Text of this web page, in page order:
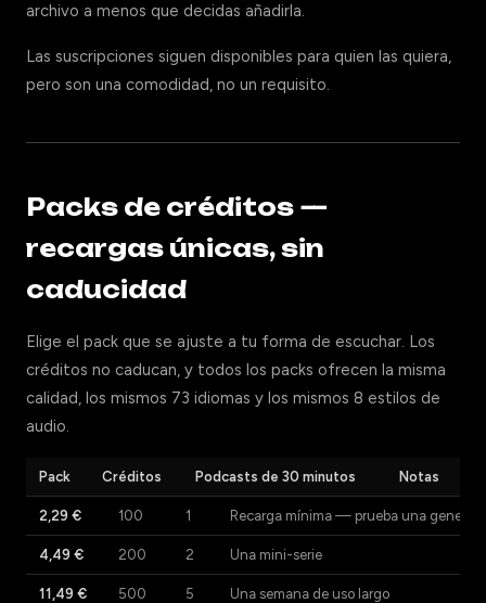
archivo a menos que decidas añadirla.
Las suscripciones siguen disponibles para quien las quiera,
pero son una comodidad, no un requisito.
Packs de créditos —
recargas únicas, sin
caducidad
Elige el pack que se ajuste a tu forma de escuchar. Los
créditos no caducan, y todos los packs ofrecen la misma
calidad, los mismos 73 idiomas y los mismos 8 estilos de
audio.
Pack Créditos Podcasts de 30 minutos Notas
2,29 € 100 1 Recarga mínima — prueba una
4,49 € 200 2 Una mini-serie
11,49 € 500 5 Una semana de uso largo